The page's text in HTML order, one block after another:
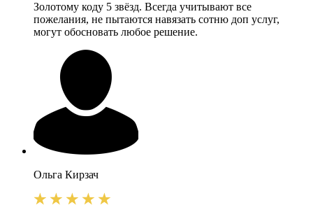
Золотому коду 5 звёзд. Всегда учитывают все
пожелания, не пытаются навязать сотню доп услуг,
могут обосновать любое решение.
Ольга Кирзач